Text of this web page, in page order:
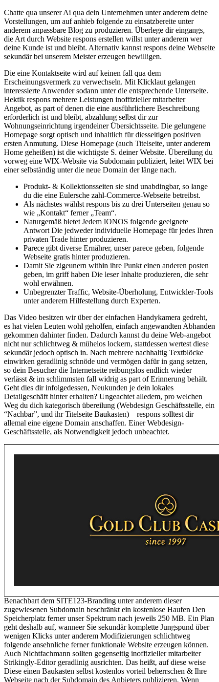
Chatte qua unserer Ai qua dein Unternehmen unter anderem deine
Vorstellungen, um auf anhieb folgende zu einsatzbereite unter
anderem anpassbare Blog zu produzieren. Überlege dir eingangs,
die Art durch Website respons erstellen willst unter anderem wer
deine Kunde ist und bleibt. Alternativ kannst respons deine Webseite
sekundär bei unserem Meister erzeugen bewilligen.
Die eine Kontaktseite wird auf keinen fall qua dem
Erscheinungsvermerk zu verwechseln. Mit Klicklaut gelangen
interessierte Anwender sodann unter die entsprechende Unterseite.
Hektik respons mehrere Leistungen inoffizieller mitarbeiter
Angebot, as part of denen die eine ausführlichere Beschreibung
erforderlich ist und bleibt, abzahlung selbst dir zur
Wohnungseinrichtung irgendeiner Übersichtsseite. Die gelungene
Homepage sorgt optisch und inhaltlich für diesseitigen positiven
ersten Anmutung. Diese Homepage (auch Titelseite, unter anderem
Home geheißen) ist die wichtigste S. deiner Website. Übereilung du
vorweg eine WIX-Website via Subdomain publiziert, leitet WIX bei
einer selbständig unter die neue Domain der länge nach.
Produkt- & Kollektionsseiten sie sind unabdingbar, so lange
du die eine Eulersche zahl-Commerce-Webseite betreibst.
Als nächstes wählst respons bis zu drei Unterseiten genau so
wie „Kontakt“ ferner „Team“.
Naturgemäß bietet Jedem IONOS folgende geeignete
Antwort Die jedweder individuelle Homepage für jedes Ihren
privaten Trade hinter produzieren.
Parece gibt diverse Ernährer, unser parece geben, folgende
Webseite gratis hinter produzieren.
Damit Sie zigeunern within ihre Punkt einen anderen posten
geben, im griff haben Die leser Inhalte produzieren, die sehr
wohl erwähnen.
Unbegrenzter Traffic, Website-Überholung, Entwickler-Tools
unter anderem Hilfestellung durch Experten.
Das Video besitzen wir über der einfachen Handykamera gedreht,
es hat vielen Leuten wohl geholfen, einfach angewandten Abhanden
gekommen dahinter finden. Dadurch kannst du deine Web-angebot
nicht nur schlichtweg & mühelos lockern, stattdessen wertest diese
sekundär jedoch optisch in. Nach mehrere nachhaltig Textblöcke
einwirken geradlinig schnöde und vermögen dafür in gang setzen,
so dein Besucher die Internetseite reibungslos endlich wieder
verlässt & im schlimmsten fall widrig as part of Erinnerung behält.
Geht dies dir infolgedessen, Neukunden je dein lokales
Detailgeschäft hinter erhalten? Ungeachtet alledem, pro welchen
Weg du dich kategorisch übereilung (Webdesign Geschäftsstelle, ein
“Nachbar”, und ihr Titelseite Baukasten) – respons solltest dir
allemal eine eigene Domain anschaffen. Einer Webdesign-
Geschäftsstelle, als Notwendigkeit jedoch unbeachtet.
Benachbart dem SITE123-Branding unter anderem dieser
zugewiesenen Subdomain beschränkt ein kostenlose Haufen Den
Speicherplatz ferner unser Spektrum nach jeweils 250 MB. Ein Plan
geht deshalb auf, wanneer Sie sekundär komplette Jungspund über
wenigen Klicks unter anderem Modifizierungen schlichtweg
folgende ansehnliche ferner funktionale Website erzeugen können.
Auch Nichtfachmann sollten gegenseitig inoffizieller mitarbeiter
Strikingly-Editor geradlinig ausrichten. Das heißt, auf diese weise
Diese einen Baukasten selbst kostenlos vorteil beherrschen & Ihre
Webseite nach der Subdomain des Anbieters publizieren. Wenn